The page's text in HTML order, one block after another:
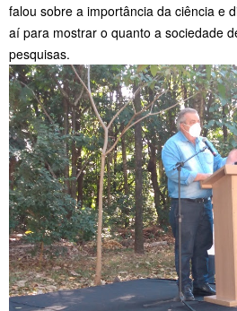
falou sobre a importância da ciência e
aí para mostrar o quanto a sociedade
pesquisas.